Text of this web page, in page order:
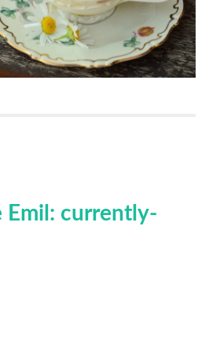
Emil: currently-